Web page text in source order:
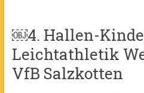
￼4. Hallen-
Leichtathletik
VfB Salzkotten